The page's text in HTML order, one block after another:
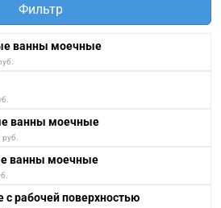
Фильтр
ванны моечные
ванны моечные
ванны моечные
рабочей поверхностью